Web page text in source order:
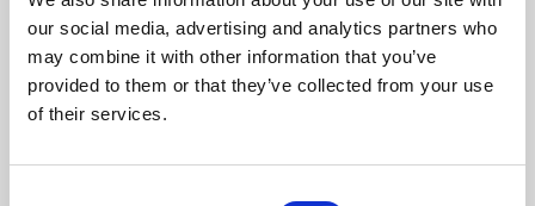
our social media, advertising and analytics partners who
may combine it with other information that you’ve
provided to them or that they’ve collected from your use
of their services.
Depressão necessária na chaminé (pa) 12
Nível Ruido Máximo (Db) 59,4
máximo